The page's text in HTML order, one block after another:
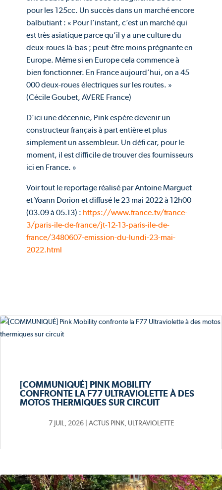
pour les 125cc. Un succès dans un marché encore
balbutiant : « Pour l’instant, c’est un marché qui
est très asiatique parce qu’il y a une culture du
deux-roues là-bas ; peut-être moins prégnante en
Europe. Même si en Europe cela commence à
bien fonctionner. En France aujourd’hui, on a 45
000 deux-roues électriques sur les routes. »
(Cécile Goubet, AVERE France)
D’ici une décennie, Pink espère devenir un
constructeur français à part entière et plus
simplement un assembleur. Un défi car, pour le
moment, il est difficile de trouver des fournisseurs
ici en France. »
Voir tout le reportage réalisé par Antoine Marguet
et Yoann Dorion et diffusé le 23 mai 2022 à 12h00
(03.09 à 05.13) : https://www.france.tv/france-
3/paris-ile-de-france/jt-12-13-paris-ile-de-
france/3480607-emission-du-lundi-23-mai-
2022.html
[COMMUNIQUÉ] PINK MOBILITY
CONFRONTE LA F77 ULTRAVIOLETTE À DES
MOTOS THERMIQUES SUR CIRCUIT
7 JUIL, 2026| ACTUS PINK, ULTRAVIOLETTE